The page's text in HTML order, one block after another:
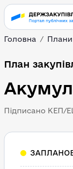
Головна Плани
План
Підписано КЕП/